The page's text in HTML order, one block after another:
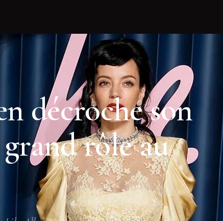
décroche son
rôle au